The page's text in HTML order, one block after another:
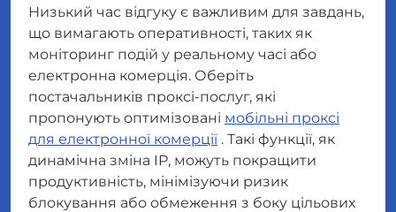
Низький час відгуку є важливим для завдань,
що вимагають оперативності, таких як
моніторинг подій у реальному часі або
електронна комерція. Оберіть
постачальників проксі-послуг, які
пропонують оптимізовані мобільні проксі
для електронної комерції . Такі функції, як
динамічна зміна IP, можуть покращити
продуктивність, мінімізуючи ризик
блокування або обмеження з боку цільових